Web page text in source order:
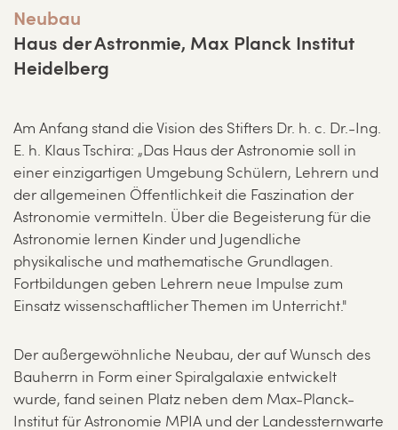
Neubau
Haus der Astronmie, Max Planck Institut
Heidelberg
Am Anfang stand die Vision des Stifters Dr. h. c. Dr.-Ing.
E. h. Klaus Tschira: „Das Haus der Astronomie soll in
einer einzigartigen Umgebung Schülern, Lehrern und
der allgemeinen Öffentlichkeit die Faszination der
Astronomie vermitteln. Über die Begeisterung für die
Astronomie lernen Kinder und Jugendliche
physikalische und mathematische Grundlagen.
Fortbildungen geben Lehrern neue Impulse zum
Einsatz wissenschaftlicher Themen im Unterricht."
Der außergewöhnliche Neubau, der auf Wunsch des
Bauherrn in Form einer Spiralgalaxie entwickelt
wurde, fand seinen Platz neben dem Max-Planck-
Institut für Astronomie MPIA und der Landessternwarte